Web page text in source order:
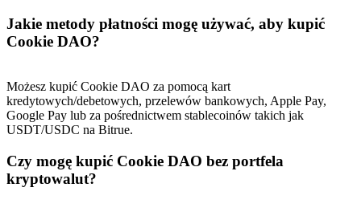
Jakie metody płatności mogę używać, aby kupić
Cookie DAO?
Możesz kupić Cookie DAO za pomocą kart
kredytowych/debetowych, przelewów bankowych, Apple Pay,
Google Pay lub za pośrednictwem stablecoinów takich jak
USDT/USDC na Bitrue.
Czy mogę kupić Cookie DAO bez portfela
kryptowalut?